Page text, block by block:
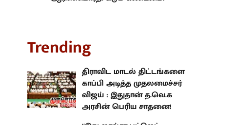
Trending
திராவிட மாடல் திட்டங்களை
காப்பி அடித்த முதலமைச்சர் விஜய்
: இதுதான் த.வெ.க அரசின் பெரிய
சாதனை!
“இது ஜால்ரா பட்ஜெட்.. எங்கள்